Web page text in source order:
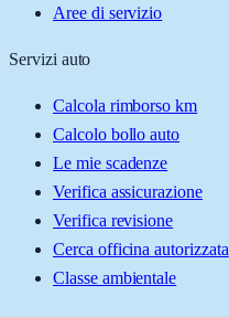
Aree di servizio
Servizi auto
Calcola rimborso km
Calcolo bollo auto
Le mie scadenze
Verifica assicurazione
Verifica revisione
Cerca officina autorizzata
Classe ambientale